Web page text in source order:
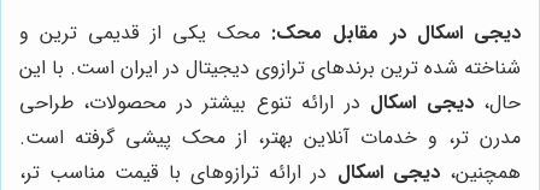
دیجی اسکال در مقابل محک: محک یکی از قدیمی ترین و
شناخته شده ترین برندهای ترازوی دیجیتال در ایران است. با این
حال،دیجی اسکال در ارائه تنوع بیشتر در محصولات، طراحی
مدرن تر، و خدمات آنلاین بهتر، از محک پیشی گرفته است.
همچنین،دیجی اسکال در ارائه ترازوهای با قیمت مناسب تر،